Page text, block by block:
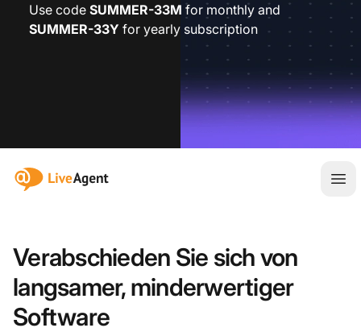
Use code SUMMER-33M for monthly and
SUMMER-33Y for yearly subscription
:site.title
Verabschieden Sie sich von
langsamer, minderwertiger
Software